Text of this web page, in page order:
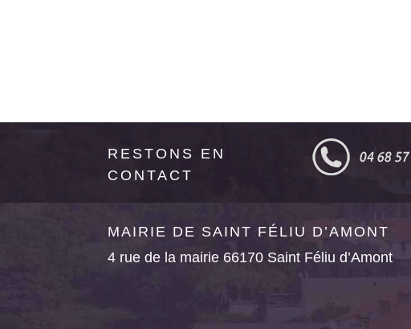
RESTONS EN
CONTACT
MAIRIE DE SAINT FÉLIU D’AMONT
4 rue de la mairie 66170 Saint Féliu d’Amont